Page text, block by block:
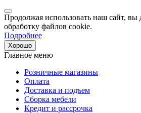
Продолжая использовать наш сайт, вы
обработку файлов cookie.
Подробнее
Хорошо
Главное меню
Розничные магазины
Оплата
Доставка и подъем
Сборка мебели
Кредит и рассрочка